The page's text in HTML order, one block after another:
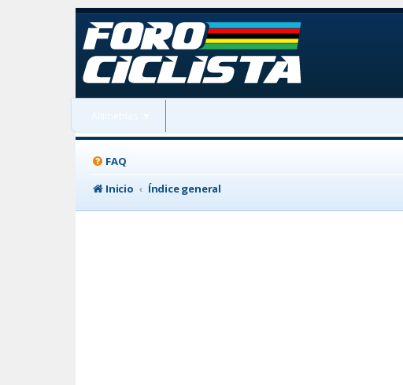
FAQ
Inicio
Índice general